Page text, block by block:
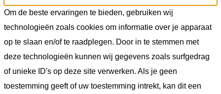
Om de beste ervaringen te bieden, gebruiken wij
technologieën zoals cookies om informatie over je apparaat
op te slaan en/of te raadplegen. Door in te stemmen met
deze technologieën kunnen wij gegevens zoals surfgedrag
of unieke ID's op deze site verwerken. Als je geen
toestemming geeft of uw toestemming intrekt, kan dit een